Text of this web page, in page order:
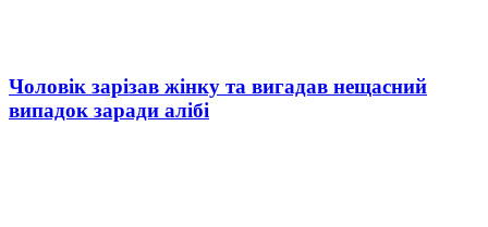
Чоловік зарізав жінку та вигадав нещасний
випадок заради алібі